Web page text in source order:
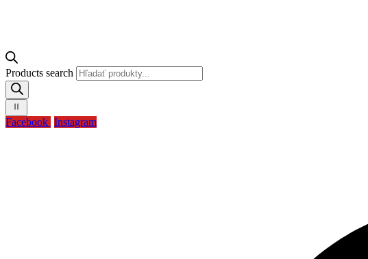
Products search
Facebook Instagram